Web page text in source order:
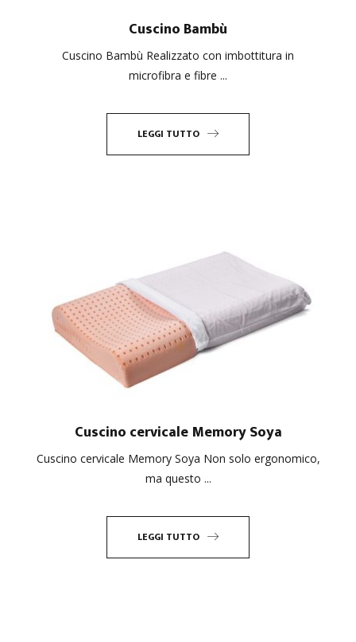
Cuscino Bambù
Cuscino Bambù Realizzato con imbottitura in
microfibra e fibre ...
LEGGI TUTTO
Cuscino cervicale Memory Soya
Cuscino cervicale Memory Soya Non solo ergonomico,
ma questo ...
LEGGI TUTTO